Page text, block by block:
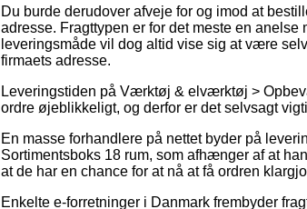
Du burde derudover afveje for og imod at
adresse. Fragttypen er for det meste en
leveringsmåde vil dog altid vise sig at være
firmaets adresse.
Leveringstiden på Værktøj & elværktøj >
ordre øjeblikkeligt, og derfor er det selvsagt
En masse forhandlere på nettet byder på
Sortimentsboks 18 rum, som afhænger af at
at de har en chance for at nå at få ordren
Enkelte e-forretninger i Danmark frembyder